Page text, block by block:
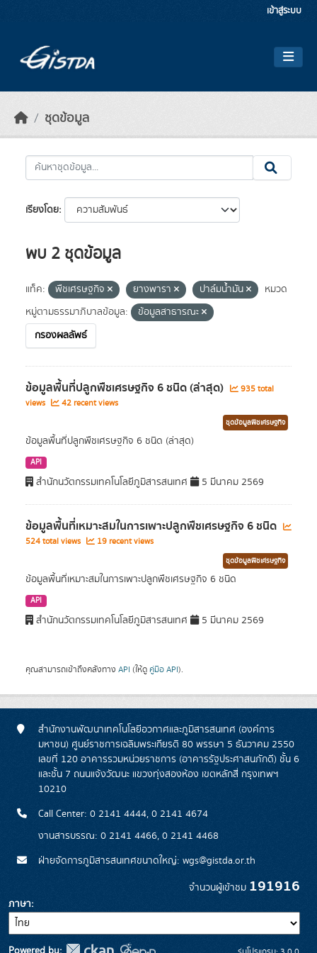
เข้าสู่ระบบ
ชุดข้อมูล
เรียงโดย
พบ 2 ชุดข้อมูล
แท็ค: พืชเศรษฐกิจ ยางพารา ปาล์มน้ำมัน
หมวด
หมู่ตามธรรมาภิบาลข้อมูล:
ข้อมูลสาธารณะ
กรองผลลัพธ์
ข้อมูลพื้นที่ปลูกพืชเศรษฐกิจ 6 ชนิด (ล่าสุด)
935 total
views
42 recent views
ชุดข้อมูลพืชเศรษฐกิจ
ข้อมูลพื้นที่ปลูกพืชเศรษฐกิจ 6 ชนิด (ล่าสุด)
API
สำนักนวัตกรรมเทคโนโลยีภูมิสารสนเทศ 5 มีนาคม 2569
ข้อมูลพื้นที่เหมาะสมในการเพาะปลูกพืชเศรษฐกิจ 6 ชนิด
524 total views 19 recent views
ชุดข้อมูลพืชเศรษฐกิจ
ข้อมูลพื้นที่เหมาะสมในการเพาะปลูกพืชเศรษฐกิจ 6 ชนิด
API
สำนักนวัตกรรมเทคโนโลยีภูมิสารสนเทศ 5 มีนาคม 2569
คุณสามารถเข้าถึงคลังทาง API (ให้ดู คู่มือ API).
สำนักงานพัฒนาเทคโนโลยีอวกาศและภูมิสารสนเทศ (องค์การ
มหาชน) ศูนย์ราชการเฉลิมพระเกียรติ 80 พรรษา 5 ธันวาคม 2550
เลขที่ 120 อาคารรวมหน่วยราชการ (อาคารรัฐประศาสนภักดี) ชั้น 6
และชั้น 7 ถนนแจ้งวัฒนะ แขวงทุ่งสองห้อง เขตหลักสี่ กรุงเทพฯ
10210
Call Center: 0 2141 4444, 0 2141 4674
งานสารบรรณ: 0 2141 4466, 0 2141 4468
ฝ่ายจัดการภูมิสารสนเทศขนาดใหญ่: wgs@gistda.or.th
จำนวนผู้เข้าชม 191916
ภาษา